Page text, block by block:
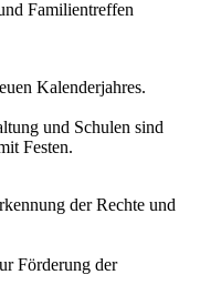
Familientreffen
Kalenderjahres.
und Schulen sind
Festen.
der Rechte und
Förderung der